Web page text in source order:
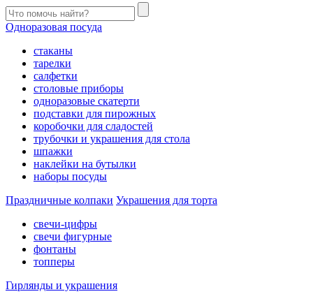
Одноразовая посуда
стаканы
тарелки
салфетки
столовые приборы
одноразовые скатерти
подставки для пирожных
коробочки для сладостей
трубочки и украшения для стола
шпажки
наклейки на бутылки
наборы посуды
Праздничные колпаки Украшения для торта
свечи-цифры
свечи фигурные
фонтаны
топперы
Гирлянды и украшения